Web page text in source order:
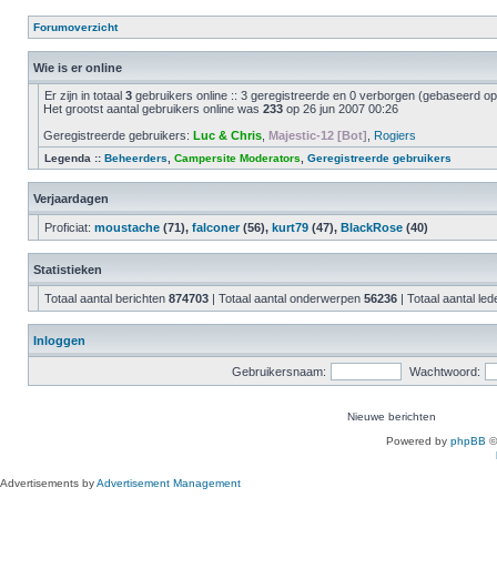
Forumoverzicht
Wie is er online
Er zijn in totaal 3 gebruikers online :: 3 geregistreerde en 0 verborgen (gebaseerd
Het grootst aantal gebruikers online was 233 op 26 jun 2007 00:26
Geregistreerde gebruikers: Luc & Chris Majestic-12 [Bot] Rogiers
Legenda :: Beheerders Campersite Moderators Geregistreerde gebruikers
Verjaardagen
Proficiat: moustache (71), falconer(56), kurt79 (47), BlackRose (40)
Statistieken
Totaal aantal berichten 874703 | Totaal aantal onderwerpen 56236 | Totaal aantal
Inloggen
Gebruikersnaam: Wachtwoord:
Nieuwe berichten
Powered by phpBB
Advertisements byAdvertisement Management